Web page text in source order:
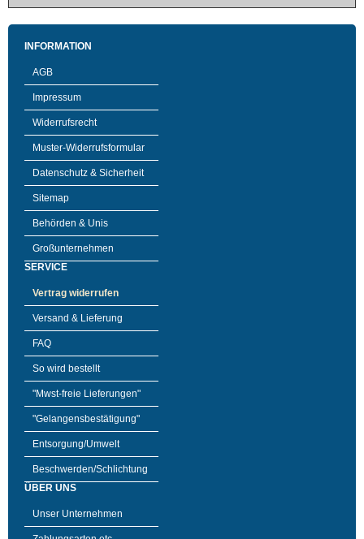
INFORMATION
AGB
Impressum
Widerrufsrecht
Muster-Widerrufsformular
Datenschutz & Sicherheit
Sitemap
Behörden & Unis
Großunternehmen
SERVICE
Vertrag widerrufen
Versand & Lieferung
FAQ
So wird bestellt
"Mwst-freie Lieferungen"
"Gelangensbestätigung"
Entsorgung/Umwelt
Beschwerden/Schlichtung
ÜBER UNS
Unser Unternehmen